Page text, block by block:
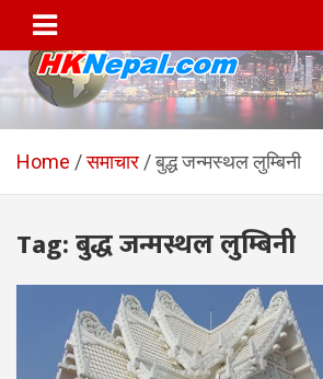
content
HKNepal.com –
सञ्चालित पहिलो नेपाली
hknepal, hknepal.com, hk nepal, hk nepal
Home समाचार बुद्ध जन्मस्थल लुम्बिनी
Tag:बुद्ध जन्मस्थल लुम्बिनी